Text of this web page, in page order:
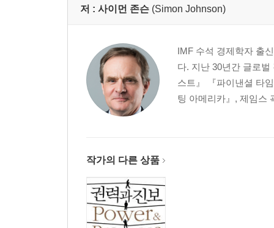
저 : 사이먼 존슨 (Simon Johnson)
IMF 수석 경제학자 출
다. 지난 30년간 글로
스트』 『파이낸셜 타
팅 아메리카』, 제임스
작가의 다른 상품